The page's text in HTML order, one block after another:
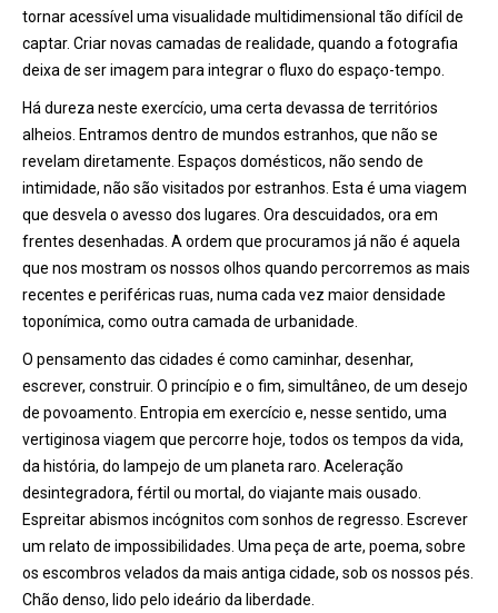
tornar acessível uma visualidade multidimensional tão difícil de
captar. Criar novas camadas de realidade, quando a fotografia
deixa de ser imagem para integrar o fluxo do espaço-tempo.
Há dureza neste exercício, uma certa devassa de territórios
alheios. Entramos dentro de mundos estranhos, que não se
revelam diretamente. Espaços domésticos, não sendo de
intimidade, não são visitados por estranhos. Esta é uma viagem
que desvela o avesso dos lugares. Ora descuidados, ora em
frentes desenhadas. A ordem que procuramos já não é aquela
que nos mostram os nossos olhos quando percorremos as mais
recentes e periféricas ruas, numa cada vez maior densidade
toponímica, como outra camada de urbanidade.
O pensamento das cidades é como caminhar, desenhar,
escrever, construir. O princípio e o fim, simultâneo, de um desejo
de povoamento. Entropia em exercício e, nesse sentido, uma
vertiginosa viagem que percorre hoje, todos os tempos da vida,
da história, do lampejo de um planeta raro. Aceleração
desintegradora, fértil ou mortal, do viajante mais ousado.
Espreitar abismos incógnitos com sonhos de regresso. Escrever
um relato de impossibilidades. Uma peça de arte, poema, sobre
os escombros velados da mais antiga cidade, sob os nossos pés.
Chão denso, lido pelo ideário da liberdade.